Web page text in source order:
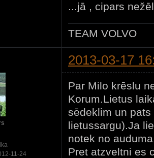
...jā , cipars
TEAM VOLVO
2013-03-17
11-24
Par Milo krēslu
Korum.Lietus
sēdeklim un
lietussargu).Ja
notek no
Pret atzveltni es